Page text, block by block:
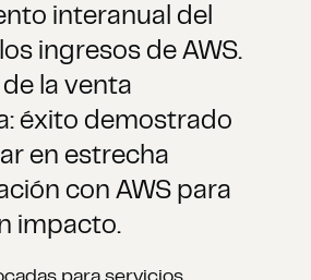
interanual del
ingresos de AWS.
la venta
éxito demostrado
en estrecha
con AWS para
impacto.